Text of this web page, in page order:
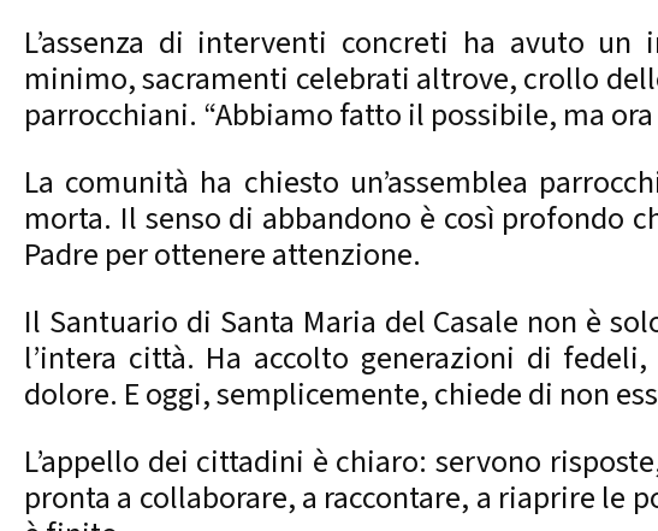
L’assenza di interventi concreti ha avuto
minimo, sacramenti celebrati altrove, crollo
parrocchiani. “Abbiamo fatto il possibile, ma ora
La comunità ha chiesto un’assemblea
morta. Il senso di abbandono è così profondo
Padre per ottenere attenzione.
Il Santuario di Santa Maria del Casale non è
l’intera città. Ha accolto generazioni di
dolore. E oggi, semplicemente, chiede di non
L’appello dei cittadini è chiaro: servono
pronta a collaborare, a raccontare, a riaprire le